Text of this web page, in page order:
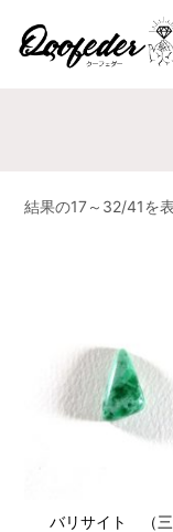
結果の17～32/41を
バリサイト （三